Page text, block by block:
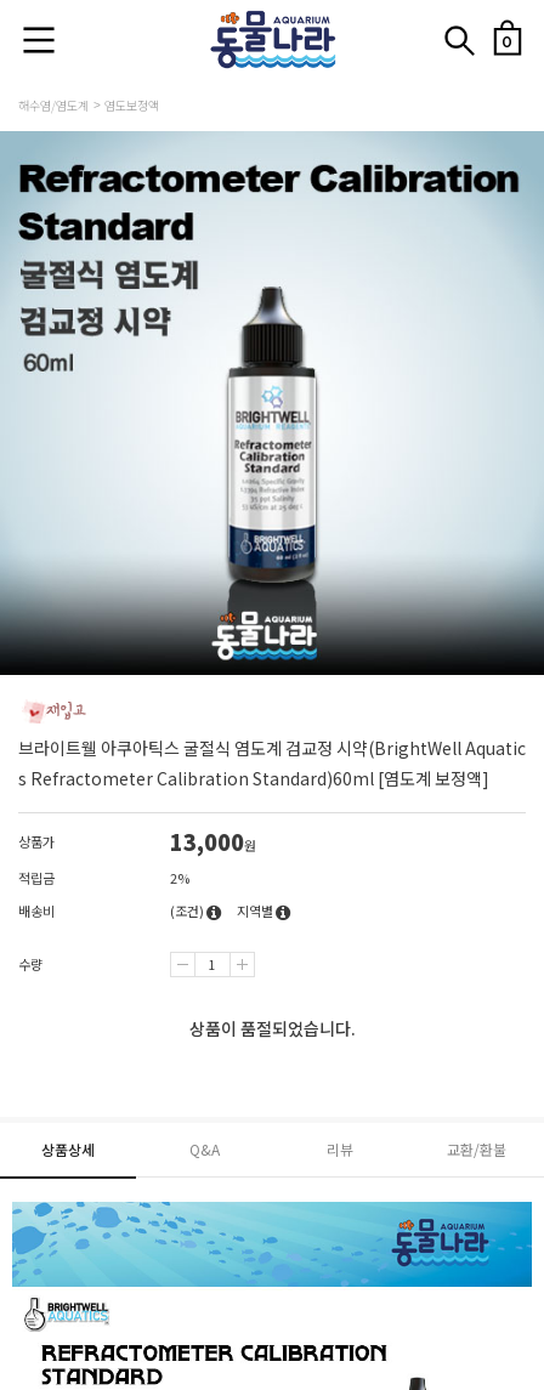
0
해수염/염도계 염도보정액
브라이트웰 아쿠아틱스 굴절식 염도계 검교정 시약(BrightWell Aquatic
s Refractometer Calibration Standard)60ml [염도계 보정액]
상품가 13,000원
적립금
2%
배송비
(조건) 지역별
수량
상품이 품절되었습니다.
상품상세 Q&A 리뷰 교환/환불